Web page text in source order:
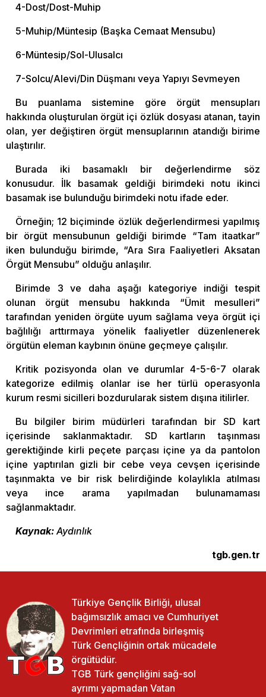
4-Dost/Dost-Muhip
5-Muhip/Müntesip (Başka Cemaat Mensubu)
6-Müntesip/Sol-Ulusalcı
7-Solcu/Alevi/Din Düşmanı veya Yapıyı Sevmeyen
Bu puanlama sistemine göre örgüt mensupları
hakkında oluşturulan örgüt içi özlük dosyası atanan, tayin
olan, yer değiştiren örgüt mensuplarının atandığı birime
ulaştırılır.
Burada iki basamaklı bir değerlendirme söz
konusudur. İlk basamak geldiği birimdeki notu ikinci
basamak ise bulunduğu birimdeki notu ifade eder.
Örneğin; 12 biçiminde özlük değerlendirmesi yapılmış
bir örgüt mensubunun geldiği birimde “Tam itaatkar”
iken bulunduğu birimde, “Ara Sıra Faaliyetleri Aksatan
Örgüt Mensubu” olduğu anlaşılır.
Birimde 3 ve daha aşağı kategoriye indiği tespit
olunan örgüt mensubu hakkında “Ümit mesulleri”
tarafından yeniden örgüte uyum sağlama veya örgüt içi
bağlılığı arttırmaya yönelik faaliyetler düzenlenerek
örgütün eleman kaybının önüne geçmeye çalışılır.
Kritik pozisyonda olan ve durumlar 4-5-6-7 olarak
kategorize edilmiş olanlar ise her türlü operasyonla
kurum resmi sicilleri bozdurularak sistem dışına itilirler.
Bu bilgiler birim müdürleri tarafından bir SD kart
içerisinde saklanmaktadır. SD kartların taşınması
gerektiğinde kirli peçete parçası içine ya da pantolon
içine yaptırılan gizli bir cebe veya cevşen içerisinde
taşınmakta ve bir risk belirdiğinde kolaylıkla atılması
veya ince arama yapılmadan bulunamaması
sağlanmaktadır.
Kaynak:Aydınlık
tgb.gen.tr
Türkiye Gençlik Birliği, ulusal
bağımsızlık amacı ve Cumhuriyet
Devrimleri etrafında birleşmiş
Türk Gençliğinin ortak mücadele
örgütüdür.
TGB Türk gençliğini sağ-sol
ayrımı yapmadan Vatan